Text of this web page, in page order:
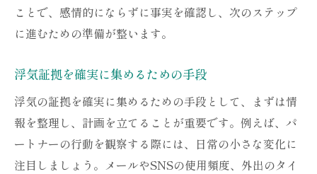
ことで、感情的にならずに事実を確認し、次のステップ
に進むための準備が整います。
浮気証拠を確実に集めるための手段
浮気の証拠を確実に集めるための手段として、まずは情
報を整理し、計画を立てることが重要です。例えば、パ
ートナーの行動を観察する際には、日常の小さな変化に
注目しましょう。メールやSNSの使用頻度、外出のタイ